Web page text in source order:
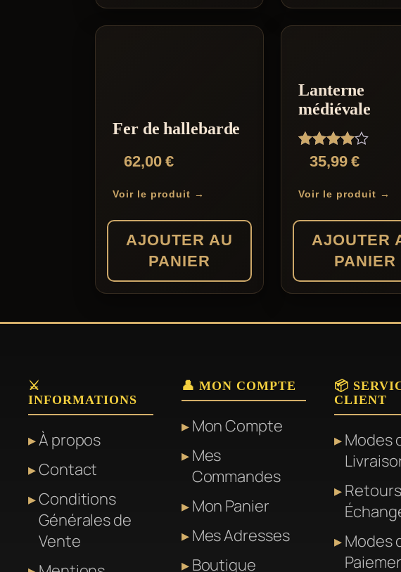
Fer de hallebarde
62,00€
Voir le produit →
AJOUTER AU
PANIER
Lanterne
médiévale
Note
4.00
35,99€
Voir le produit →
AJOUTER
PANIER
⚔️
INFORMATIONS
À propos
Contact
Conditions
Générales de
Vente
👤 MON COMPTE
Mon Compte
Mes
Commandes
Mon Panier
Mes Adresses
Boutique
📦
CLIENT
Modes
Modes